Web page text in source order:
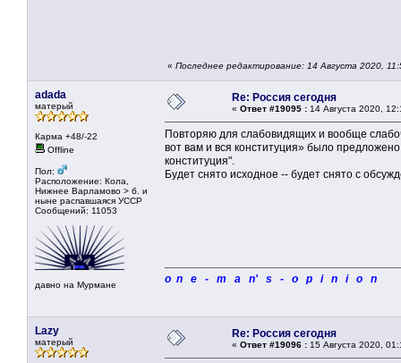
« Последнее редактирование: 14 Августа 2020,
adada
матерый
Карма +48/-22
Offline
Пол:
Расположение: Кола,
Нижнее Варламово > б. и
ныне распавшаяся УССР
Сообщений: 11053
давно на Мурмане
Re: Россия сегодня
« Ответ #19095 : 14 Августа 2020,
Повторяю для слабовидящих и вообще
вот вам и вся конституция» было
конституция".
Будет снято исходное -- будет снято с
o n e - m a n' s - o p i n i o n
Lazy
матерый
Re: Россия сегодня
« Ответ #19096 : 15 Августа 2020,